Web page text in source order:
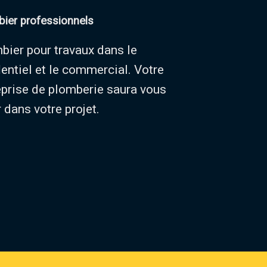
professionnels
pour travaux dans le
et le commercial. Votre
de plomberie saura vous
dans votre projet.